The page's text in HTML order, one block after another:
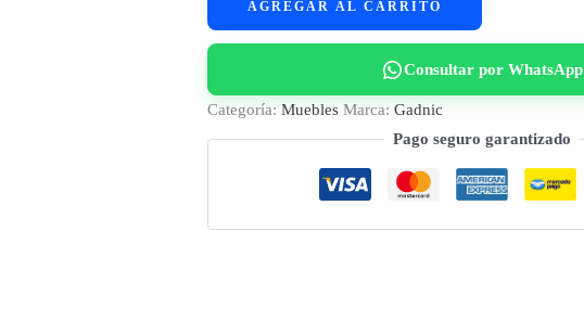
Zapatos
cantidad
AGREGAR AL CARRITO
Consultar por WhatsApp
Categoría: Muebles Marca: Gadnic
Pago seguro garantizado